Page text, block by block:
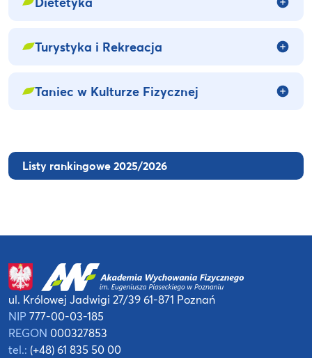
Listy rankingowe 2025/2026
Turystyka i Rekreacja
Taniec w Kulturze Fizycznej
ul. Królowej Jadwigi 27/3961-871 Poznań
NIP 777-00-03-185
REGON 000327853
tel.: (+48) 61 835 50 00